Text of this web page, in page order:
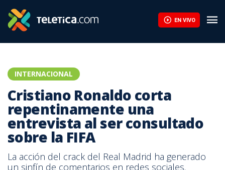
EN VIVO
INTERNACIONAL
Cristiano Ronaldo corta
repentinamente una
entrevista al ser consultado
sobre la FIFA
La acción del crack del Real Madrid ha generado
un sinfín de comentarios en redes sociales.